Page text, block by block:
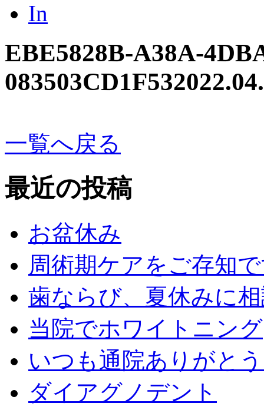
In
EBE5828B-A38A-
083503CD1F53
一覧へ戻る
最近の投稿
お盆休み
周術期ケアをご存知
歯ならび、夏休みに
当院でホワイトニング
いつも通院ありがと
ダイアグノデント